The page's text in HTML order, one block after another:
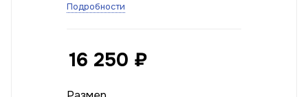
Подробности
16 250 ₽